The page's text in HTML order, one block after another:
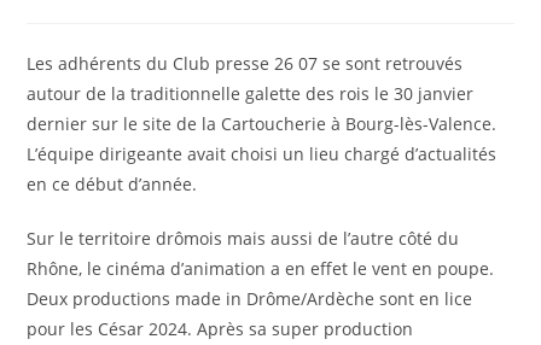
Les adhérents du Club presse 26 07 se sont retrouvés
autour de la traditionnelle galette des rois le 30 janvier
dernier sur le site de la Cartoucherie à Bourg-lès-Valence.
L’équipe dirigeante avait choisi un lieu chargé d’actualités
en ce début d’année.
Sur le territoire drômois mais aussi de l’autre côté du
Rhône, le cinéma d’animation a en effet le vent en poupe.
Deux productions made in Drôme/Ardèche sont en lice
pour les César 2024. Après sa super production